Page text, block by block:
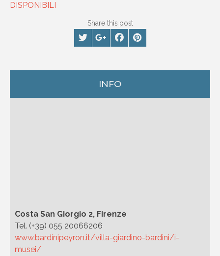
DISPONIBILI
Share this post
INFO
Costa San Giorgio 2, Firenze
Tel. (+39) 055 20066206
www.bardinipeyron.it/villa-giardino-bardini/i-
musei/